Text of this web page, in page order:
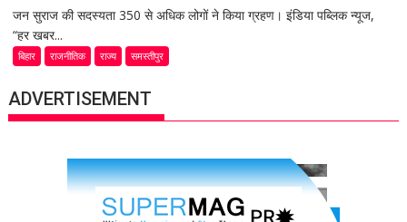
जन सुराज की सदस्यता 350 से अधिक लोगों ने किया ग्रहण। इंडिया पब्लिक न्यूज,
“हर खबर...
बिहार राजनीतिक राज्य समस्तीपुर
ADVERTISEMENT